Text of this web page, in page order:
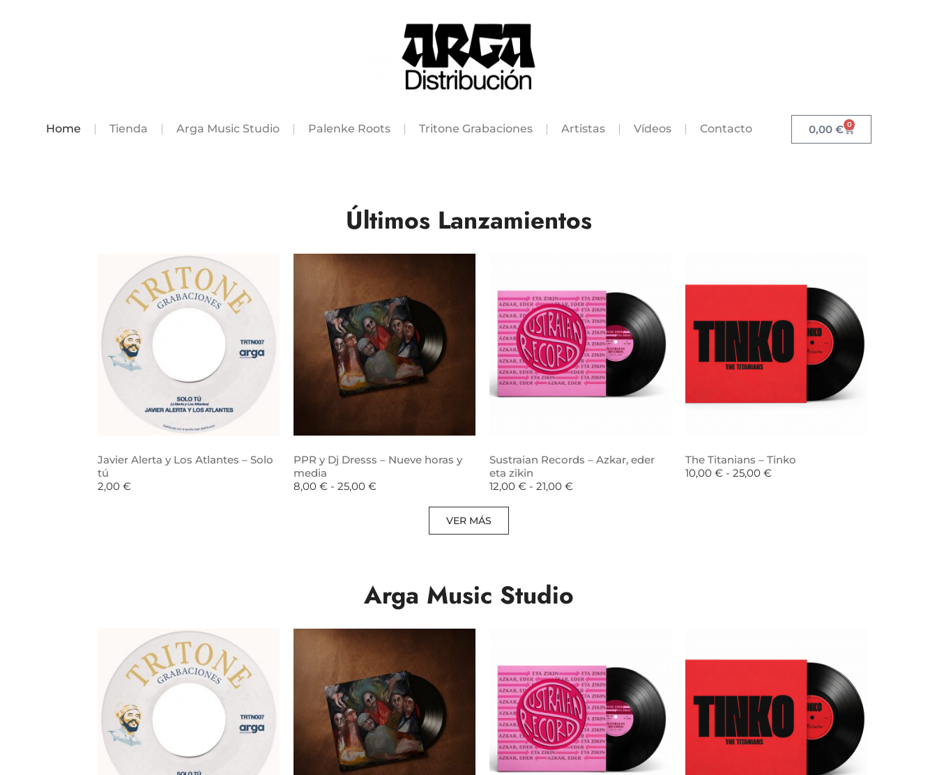
Home Tienda Arga Music Studio Palenke Roots Tritone Grabaciones Artistas Vídeos Contacto 0,00€ 0
Últimos Lanzamientos
Javier Alerta y Los Atlantes – Solo
tú
2,00 €
PPR y Dj Dresss – Nueve horas y
media
8,00 € - 25,00 €
Sustraian Records – Azkar, eder
eta zikin
12,00 € - 21,00 €
The Titanians – Tinko
10,00 € - 25,00 €
VER MÁS
Arga Music Studio